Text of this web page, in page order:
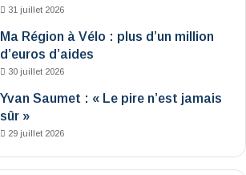
31 juillet 2026
Ma Région à Vélo : plus d’un million
d’euros d’aides
30 juillet 2026
Yvan Saumet : « Le pire n’est jamais
sûr »
29 juillet 2026